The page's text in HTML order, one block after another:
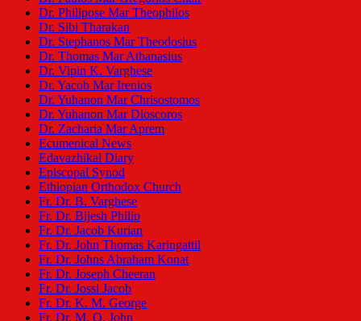
Dr. Philipose Mar Theophilos
Dr. Sibi Tharakan
Dr. Stephanos Mar Theodosius
Dr. Thomas Mar Athanasius
Dr. Vipin K. Varghese
Dr. Yacob Mar Irenios
Dr. Yuhanon Mar Chrisostomos
Dr. Yuhanon Mar Dioscoros
Dr. Zacharia Mar Aprem
Ecumenical News
Edavazhikal Diary
Episcopal Synod
Ethiopian Orthodox Church
Fr. Dr. B. Varghese
Fr. Dr. Bijesh Philip
Fr. Dr. Jacob Kurian
Fr. Dr. John Thomas Karingattil
Fr. Dr. Johns Abraham Konat
Fr. Dr. Joseph Cheeran
Fr. Dr. Jossi Jacob
Fr. Dr. K. M. George
Fr. Dr. M. O. John